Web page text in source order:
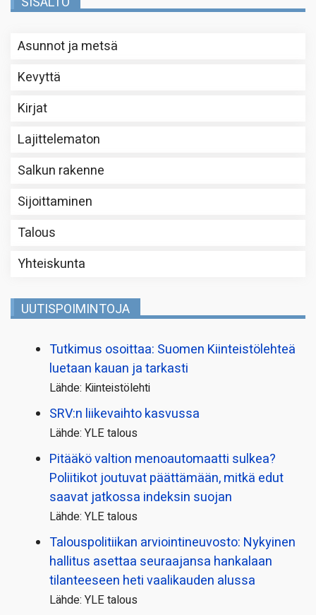
Asunnot ja metsä
Kevyttä
Kirjat
Lajittelematon
Salkun rakenne
Sijoittaminen
Talous
Yhteiskunta
UUTISPOIMINTOJA
Tutkimus osoittaa: Suomen Kiinteistölehteä
luetaan kauan ja tarkasti
Lähde: Kiinteistölehti
SRV:n liikevaihto kasvussa
Lähde: YLE talous
Pitääkö valtion menoautomaatti sulkea?
Poliitikot joutuvat päättämään, mitkä edut
saavat jatkossa indeksin suojan
Lähde: YLE talous
Talous­politiikan arviointi­neuvosto: Nykyinen
hallitus asettaa seuraajansa hankalaan
tilanteeseen heti vaalikauden alussa
Lähde: YLE talous